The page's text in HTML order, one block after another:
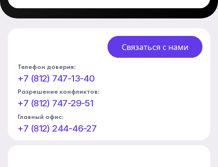
Связаться с нами
Телефон доверия:
+7 (812) 747-13-40
Разрешение конфликтов:
+7 (812) 747-29-51
Главный офис:
+7 (812) 244-46-27